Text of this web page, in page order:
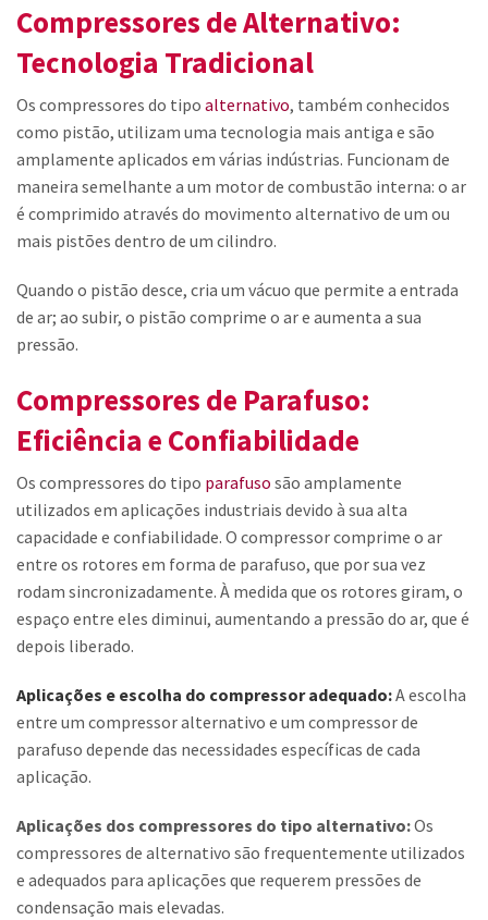
Compressores de Alternativo:
Tecnologia Tradicional
Os compressores do tipo alternativo, também conhecidos
como pistão, utilizam uma tecnologia mais antiga e são
amplamente aplicados em várias indústrias. Funcionam de
maneira semelhante a um motor de combustão interna: o ar
é comprimido através do movimento alternativo de um ou
mais pistões dentro de um cilindro.
Quando o pistão desce, cria um vácuo que permite a entrada
de ar; ao subir, o pistão comprime o ar e aumenta a sua
pressão.
Compressores de Parafuso:
Eficiência e Confiabilidade
Os compressores do tipo parafuso são amplamente
utilizados em aplicações industriais devido à sua alta
capacidade e confiabilidade. O compressor comprime o ar
entre os rotores em forma de parafuso, que por sua vez
rodam sincronizadamente. À medida que os rotores giram, o
espaço entre eles diminui, aumentando a pressão do ar, que é
depois liberado.
Aplicações e escolha do compressor adequado:A escolha
entre um compressor alternativo e um compressor de
parafuso depende das necessidades específicas de cada
aplicação.
Aplicações dos compressores do tipo alternativo:Os
compressores de alternativo são frequentemente utilizados
e adequados para aplicações que requerem pressões de
condensação mais elevadas.